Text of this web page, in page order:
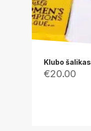
Klubo šalikas
€20.00